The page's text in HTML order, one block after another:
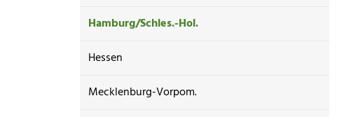
Hamburg/Schles.-Hol.
Hessen
Mecklenburg-Vorpom.